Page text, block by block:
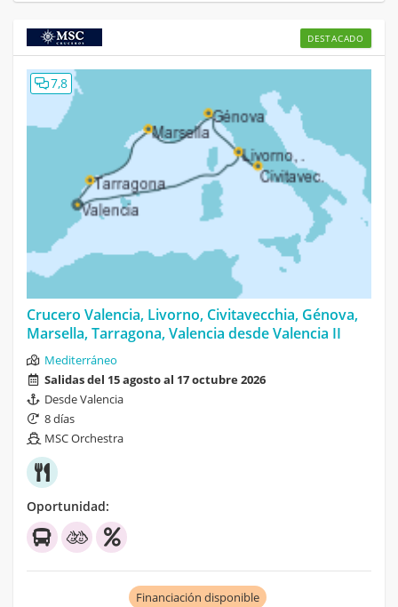
DESTACADO
7,8
Crucero Valencia, Livorno, Civitavecchia, Génova,
Marsella, Tarragona, Valencia desde Valencia II
Mediterráneo
Salidas del 15 agosto al 17 octubre 2026
Desde Valencia
8 días
MSC Orchestra
Oportunidad:
Financiación disponible